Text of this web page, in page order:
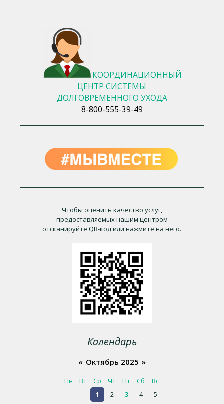
КООРДИНАЦИОННЫЙ
ЦЕНТР СИСТЕМЫ
ДОЛГОВРЕМЕННОГО УХОДА
8-800-555-39-49
Чтобы оценить качество услуг,
предоставляемых нашим центром
отсканируйте QR-код или нажмите на него.
Календарь
« Октябрь 2025 »
Пн Вт Ср Чт Пт Сб
Вс
1
2 3 4
5